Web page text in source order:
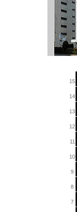
15
14
13
12
11
10
9
8
7